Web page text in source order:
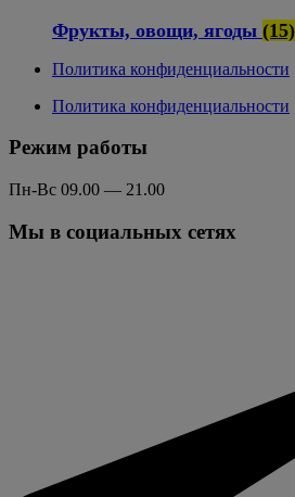
Фрукты, овощи, ягоды (15)
Политика конфиденциальности
Политика конфиденциальности
Режим работы
Пн-Вс 09.00 — 21.00
Мы в социальных сетях